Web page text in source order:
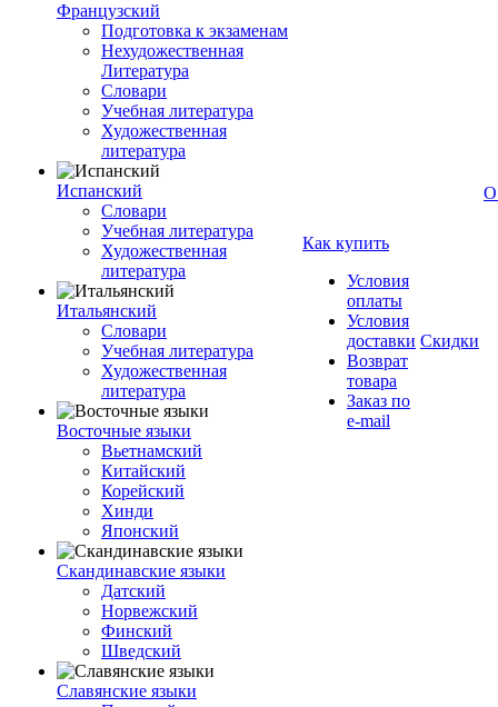
Французский
Подготовка к экзаменам
Нехудожественная
Литература
Словари
Учебная литература
Художественная
литература
Испанский
Словари
Учебная литература
Художественная
литература
Итальянский
Словари
Учебная литература
Художественная
литература
Восточные языки
Вьетнамский
Китайский
Корейский
Хинди
Японский
Скандинавские языки
Датский
Норвежский
Финский
Шведский
Славянские языки
Как купить
Условия
оплаты
Условия
доставки
Возврат
товара
Заказ по
e-mail
Скидки
О